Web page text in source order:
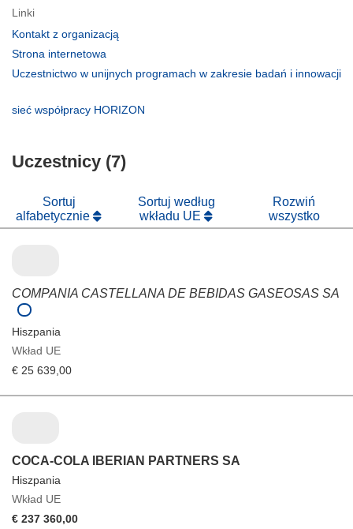
Linki
Kontakt z organizacją
oknie)
Strona internetowa
otworzy
Uczestnictwo w unijnych programach w zakresie badań i innowacji
otworzy
nowym
sieć współpracy HORIZON
Uczestnicy (7)
Sortuj
alfabetycznie
Sortuj według
wkładu UE
Rozwiń
wszystko
COMPANIA CASTELLANA DE BEBIDAS GASEOSAS SA
Hiszpania
Wkład UE
€ 25 639,00
COCA-COLA IBERIAN PARTNERS SA
Hiszpania
Wkład UE
€ 237 360,00